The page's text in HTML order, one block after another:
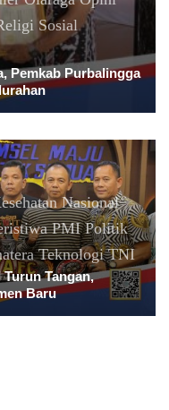
Sosial
Pemkab Purbalingga
Nasional
PMI Politik
Teknologi TNI
Tangan,
Baru